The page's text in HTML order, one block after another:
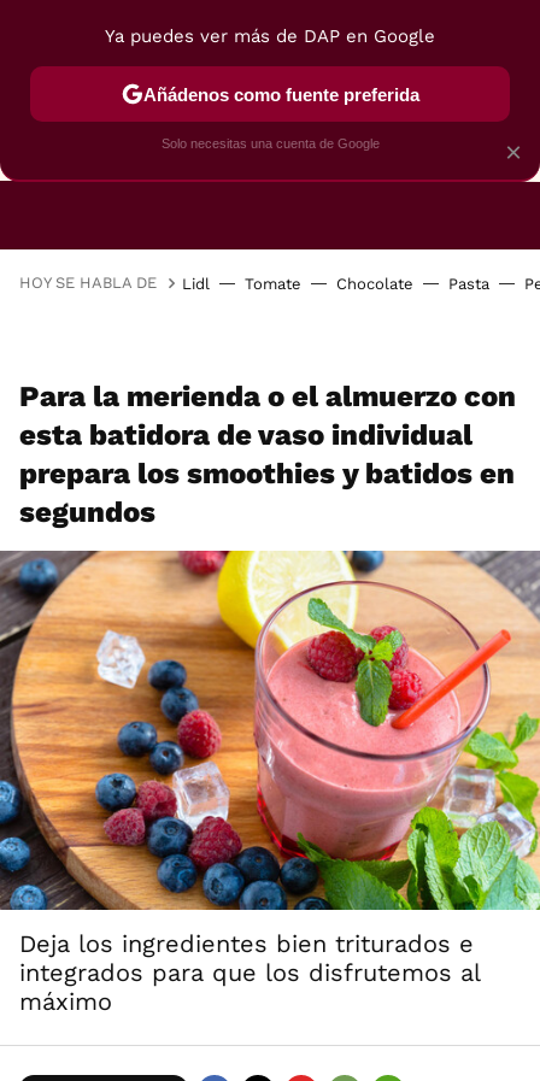
FREIDORAS DE AIRE GUÍAS DE
HOY SE HABLA DE Lidl Tomate Chocolate Pasta
Para la merienda o el almuerzo con
esta batidora de vaso individual
prepara los smoothies y batidos en
segundos
Deja los ingredientes bien triturados e
integrados para que los disfrutemos al
máximo
×
Ya puedes ver más de DAP en Google
Añádenos como fuente preferida
Solo necesitas una cuenta de Google